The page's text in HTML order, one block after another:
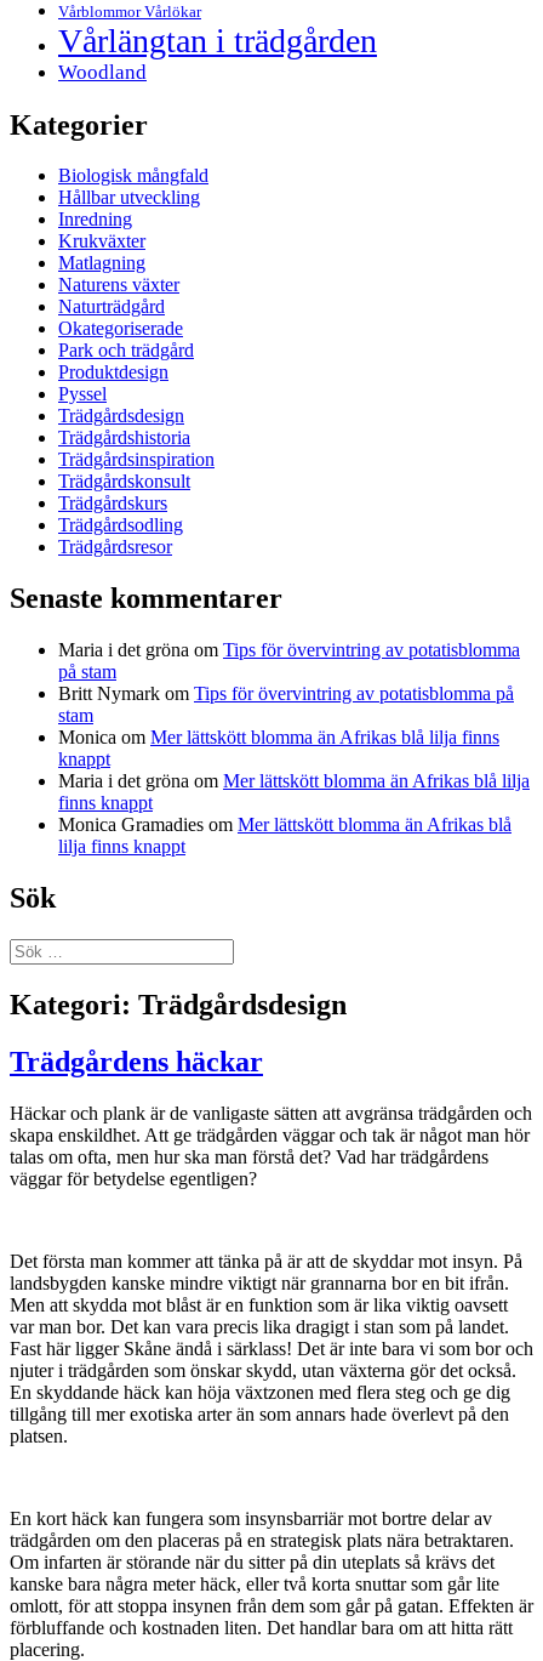
Vårblommor Vårlökar
Vårlängtan i trädgården
Woodland
Kategorier
Biologisk mångfald
Hållbar utveckling
Inredning
Krukväxter
Matlagning
Naturens växter
Naturträdgård
Okategoriserade
Park och trädgård
Produktdesign
Pyssel
Trädgårdsdesign
Trädgårdshistoria
Trädgårdsinspiration
Trädgårdskonsult
Trädgårdskurs
Trädgårdsodling
Trädgårdsresor
Senaste kommentarer
Maria i det gröna om Tips för övervintring av potatisblomma
på stam
Britt Nymark om Tips för övervintring av potatisblomma på
stam
Monica om Mer lättskött blomma än Afrikas blå lilja finns
knappt
Maria i det gröna om Mer lättskött blomma än Afrikas blå lilja
finns knappt
Monica Gramadies om Mer lättskött blomma än Afrikas blå
lilja finns knappt
Sök
Sök
efter:
Kategori: Trädgårdsdesign
Trädgårdens häckar
Häckar och plank är de vanligaste sätten att avgränsa trädgården och
skapa enskildhet. Att ge trädgården väggar och tak är något man hör
talas om ofta, men hur ska man förstå det? Vad har trädgårdens
väggar för betydelse egentligen?
Det första man kommer att tänka på är att de skyddar mot insyn. På
landsbygden kanske mindre viktigt när grannarna bor en bit ifrån.
Men att skydda mot blåst är en funktion som är lika viktig oavsett
var man bor. Det kan vara precis lika dragigt i stan som på landet.
Fast här ligger Skåne ändå i särklass! Det är inte bara vi som bor och
njuter i trädgården som önskar skydd, utan växterna gör det också.
En skyddande häck kan höja växtzonen med flera steg och ge dig
tillgång till mer exotiska arter än som annars hade överlevt på den
platsen.
En kort häck kan fungera som insynsbarriär mot bortre delar av
trädgården om den placeras på en strategisk plats nära betraktaren.
Om infarten är störande när du sitter på din uteplats så krävs det
kanske bara några meter häck, eller två korta snuttar som går lite
omlott, för att stoppa insynen från dem som går på gatan. Effekten är
förbluffande och kostnaden liten. Det handlar bara om att hitta rätt
placering.